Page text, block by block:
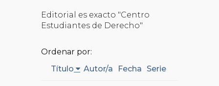
Editorial es exacto "Centro
Estudiantes de Derecho"
Ordenar por:
Título
Autor/a Fecha Serie